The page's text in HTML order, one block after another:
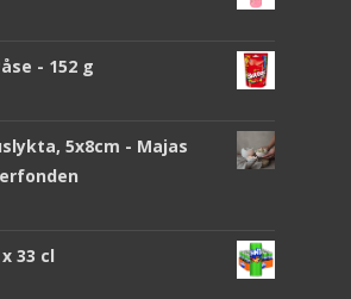
- 152 g
5x8cm - Majas
33 cl